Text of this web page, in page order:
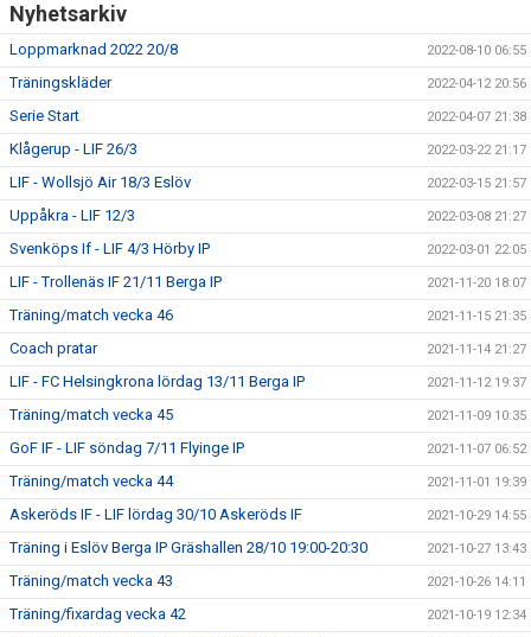
Nyhetsarkiv
Loppmarknad 2022 20/8 2022-08-10 06:55
Träningskläder 2022-04-12 20:56
Serie Start 2022-04-07 21:38
Klågerup - LIF 26/3 2022-03-22 21:17
LIF - Wollsjö Air 18/3 Eslöv 2022-03-15 21:57
Uppåkra - LIF 12/3 2022-03-08 21:27
Svenköps If - LIF 4/3 Hörby IP 2022-03-01 22:05
LIF - Trollenäs IF 21/11 Berga IP 2021-11-20 18:07
Träning/match vecka 46 2021-11-15 21:35
Coach pratar 2021-11-14 21:27
LIF - FC Helsingkrona lördag 13/11 Berga IP 2021-11-12 19:37
Träning/match vecka 45 2021-11-09 10:35
GoF IF - LIF söndag 7/11 Flyinge IP 2021-11-07 06:52
Träning/match vecka 44 2021-11-01 19:39
Askeröds IF - LIF lördag 30/10 Askeröds IF 2021-10-29 14:55
Träning i Eslöv Berga IP Gräshallen 28/10 19:00-20:30 2021-10-27 13:43
Träning/match vecka 43 2021-10-26 14:11
Träning/fixardag vecka 42 2021-10-19 12:34